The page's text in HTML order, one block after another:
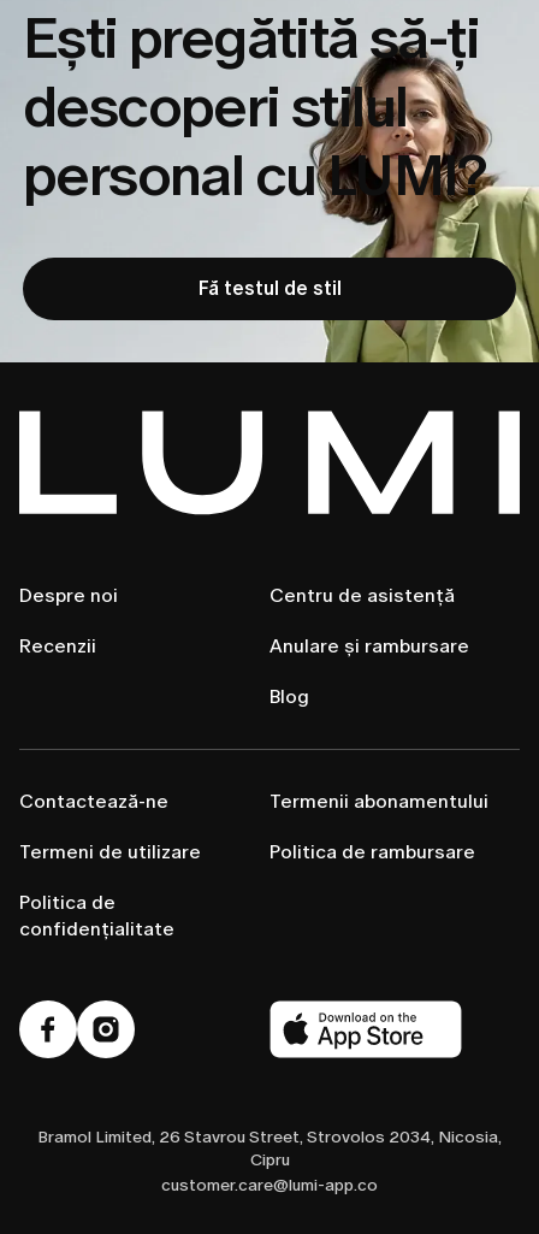
Ești pregătită să-ți
descoperi stilul
personal cu LUMI?
Fă testul de stil
Despre noi
Recenzii
Centru de asistență
Anulare și rambursare
Blog
Contactează-ne
Termeni de utilizare
Politica de
confidențialitate
Termenii abonamentului
Politica de rambursare
Bramol Limited, 26 Stavrou Street, Strovolos 2034, Nicosia,
Cipru
customer.care@lumi-app.co